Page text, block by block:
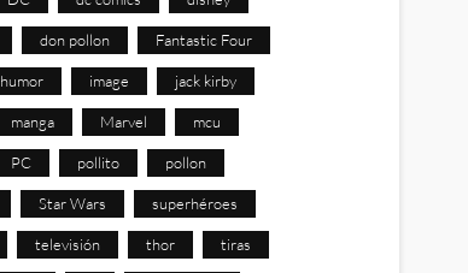
don pollon Fantastic Four
humor image jack kirby
manga Marvel mcu
PC pollito pollon
Star Wars superhéroes
televisión thor tiras